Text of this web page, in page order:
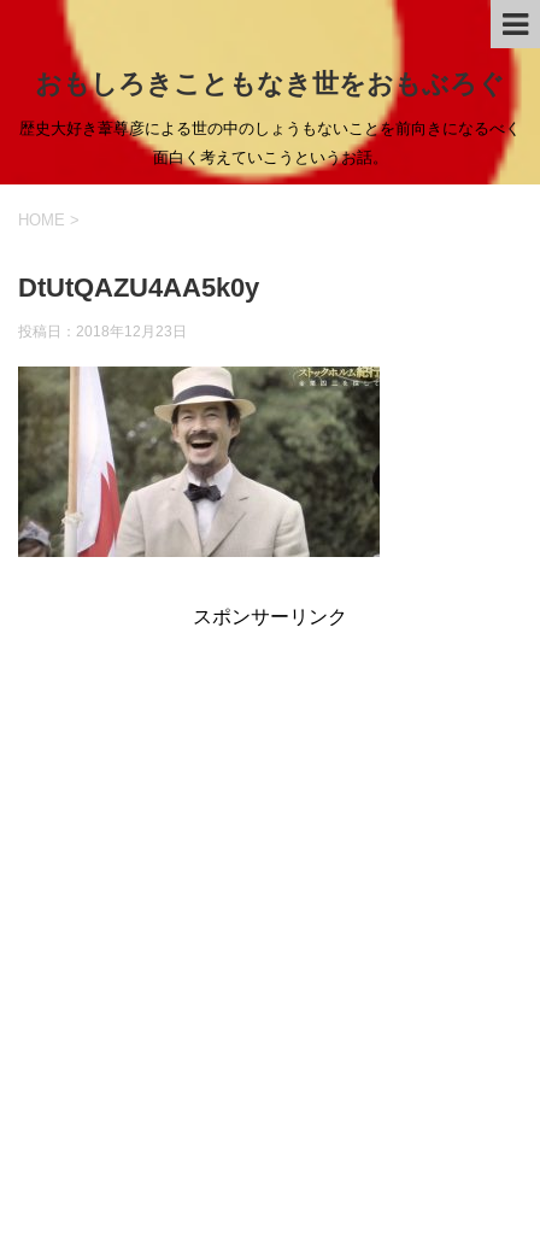
おもしろきこともなき世をおもぶろぐ
歴史大好き葦尊彦による世の中のしょうもないことを前向きになるべく
面白く考えていこうというお話。
HOME >
DtUtQAZU4AA5k0y
投稿日： 2018年12月23日
スポンサーリンク